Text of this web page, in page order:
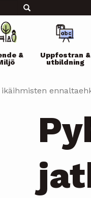
Sök
&
Uppfostran &
utbildning